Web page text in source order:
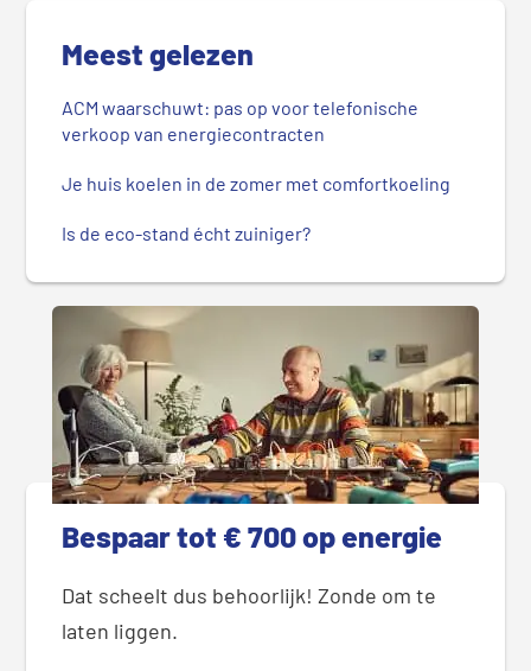
Meest gelezen
ACM waarschuwt: pas op voor telefonische
verkoop van energiecontracten
Je huis koelen in de zomer met comfortkoeling
Is de eco-stand écht zuiniger?
Bespaar tot € 700 op energie
Dat scheelt dus behoorlijk! Zonde om te
laten liggen.